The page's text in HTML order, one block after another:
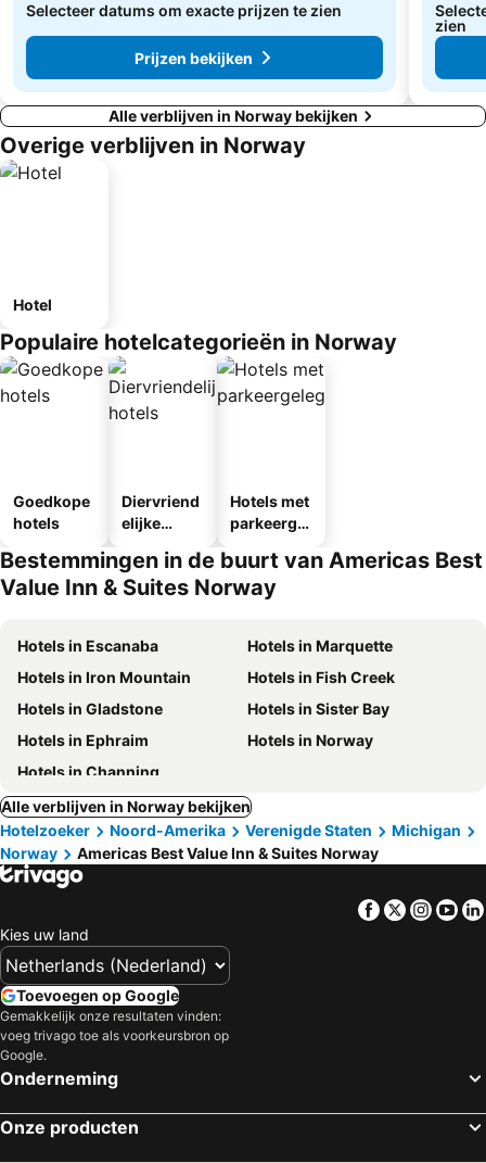
Selecteer datums om exacte prijzen te zien
Prijzen bekijken
zien
Alle verblijven in Norway bekijken
Overige verblijven in Norway
Hotel
Populaire hotelcategorieën in Norway
Goedkope
hotels
Diervriend
elijke
Hotels met
parkeergel
Bestemmingen in de buurt van Americas Best
Value Inn & Suites Norway
Hotels in Escanaba
Hotels in Marquette
Hotels in Iron Mountain
Hotels in Fish Creek
Hotels in Gladstone
Hotels in Sister Bay
Hotels in Ephraim
Hotels in Norway
Hotels in Channing
Alle verblijven in Norway bekijken
Hotelzoeker
Noord-Amerika Verenigde Staten
Michigan
Norway
Americas Best Value Inn & Suites Norway
Facebook
Twitter
Kies uw land
Toevoegen op Google
Gemakkelijk onze resultaten vinden:
voeg trivago toe als voorkeursbron op
Google.
Onderneming
Onze producten